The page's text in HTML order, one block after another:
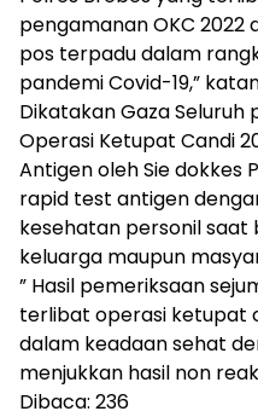
pengamanan OKC 2022
pos terpadu dalam
pandemi Covid-19,”
Dikatakan Gaza
Operasi Ketupat Candi
Antigen oleh Sie dokkes
rapid test antigen
kesehatan personil
keluarga maupun
” Hasil pemeriksaan
terlibat operasi ketupat
dalam keadaan sehat
menjukkan hasil non
Dibaca: 236